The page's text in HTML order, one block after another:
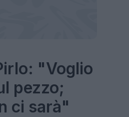
"Voglio
pezzo;
ci sarà"